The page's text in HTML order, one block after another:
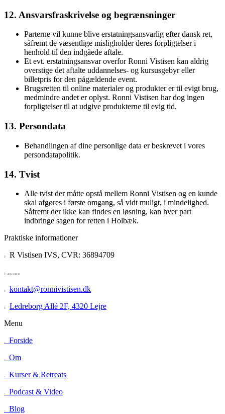
12. Ansvarsfraskrivelse og begrænsninger
Parterne vil kunne blive erstatningsansvarlig efter dansk ret,
såfremt de væsentlige misligholder deres forpligtelser i
henhold til den indgåede aftale.
Et evt. erstatningsansvar overfor Ronni Vistisen kan aldrig
overstige det aftalte uddannelses- og kursusgebyr eller
billetpris for den pågældende event.
Brugsretten til online materialer og produkter er til evigt brug,
medmindre andet er oplyst. Ronni Vistisen har dog ingen
forpligtelser til at udgive produkterne til evig tid.
13. Persondata
Behandlingen af dine personlige data er beskrevet i vores
persondatapolitik.
14. Tvist
Alle tvist der måtte opstå mellem Ronni Vistisen og en kunde
skal afgøres i første omgang, så vidt muligt, i mindelighed.
Såfremt der ikke kan findes en løsning, kan hver part
indbringe sagen for retten i Holbæk.
Praktiske informationer
 R Vistisen IVS, CVR: 36894709
 +45 51 51 68 80
 kontakt@ronnivistisen.dk

Ledreborg Allé 2F, 4320 Lejre
Menu
= Forside
= Om
= Kurser & Retreats
= Podcast & Video
= Blog